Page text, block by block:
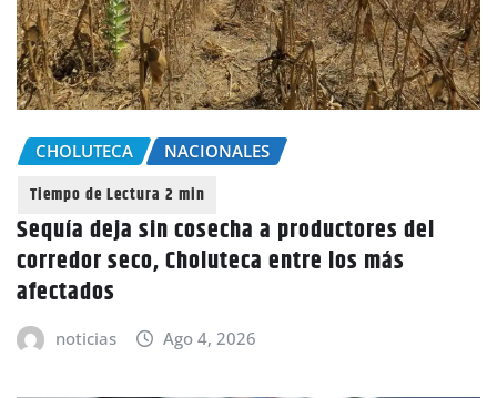
CHOLUTECA NACIONALES
Sequía deja sin cosecha a productores del
corredor seco, Choluteca entre los más
afectados
noticias Ago 4, 2026